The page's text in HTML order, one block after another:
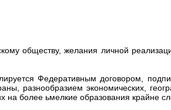
обществу, желания личной
Федеративным договором,
разнообразием экономических,
на более ьмелкие образования крайне